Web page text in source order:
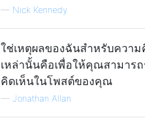
— Nick Kennedy
ใช่เหตุผลของฉันสำหรับความ
เหล่านั้นคือเพื่อให้คุณสามาร
คิดเห็นในโพสต์ของคุณ
— Jonathan Allan